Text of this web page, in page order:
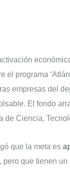
el programa
empresas del
El fondo
de Ciencia,
que la meta es
que tienen